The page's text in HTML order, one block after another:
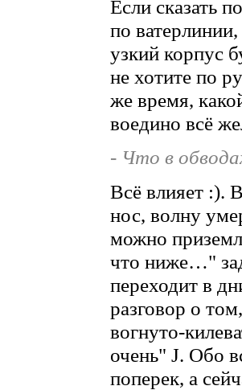
Если сказать
по
узкий корпус
не хотите по
же время,
воедино всё
- Что в
Всё влияет :).
нос, волну
можно
что ниже…"
переходит в
разговор о
вогнуто-
очень" J. Обо
поперек, а